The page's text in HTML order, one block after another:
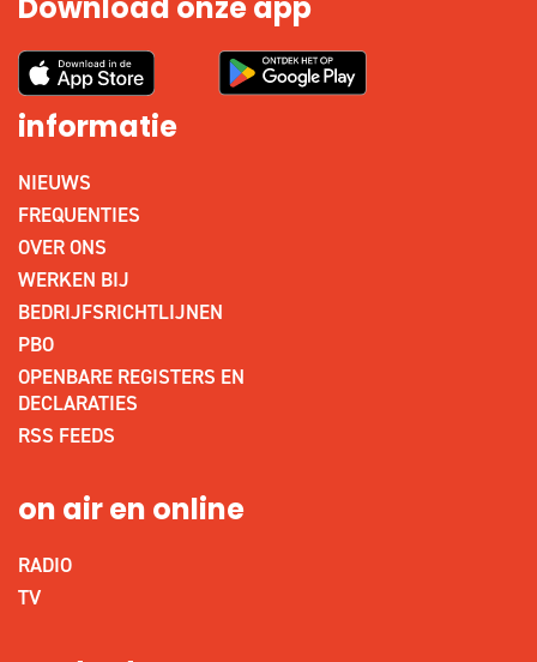
Download onze app
informatie
NIEUWS
FREQUENTIES
OVER ONS
WERKEN BIJ
BEDRIJFSRICHTLIJNEN
PBO
OPENBARE REGISTERS EN
DECLARATIES
RSS FEEDS
on air en online
RADIO
TV